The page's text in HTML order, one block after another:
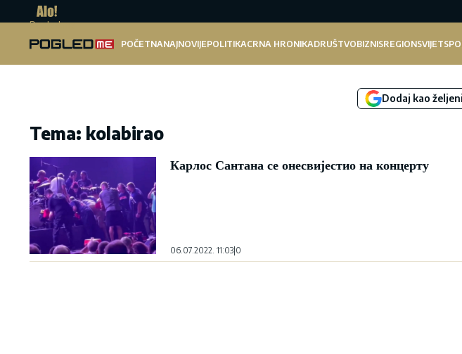
Pogled.me
POČETNANAJNOVIJEPOLITIKACRNA HRONIKADRUŠTVOBIZNISREGIONSVIJET
Dodaj kao
Tema: kolabirao
Карлос Сантана се онесвијестио на концерту
06.07.2022. 11:03 0